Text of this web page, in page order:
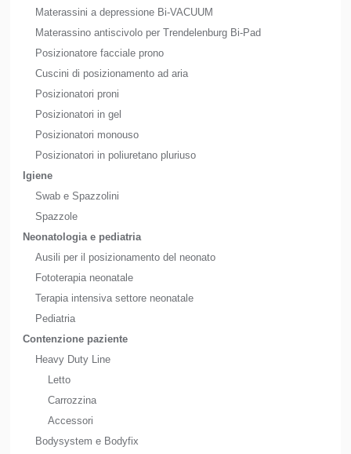
Materassini a depressione Bi-VACUUM
Materassino antiscivolo per Trendelenburg Bi-Pad
Posizionatore facciale prono
Cuscini di posizionamento ad aria
Posizionatori proni
Posizionatori in gel
Posizionatori monouso
Posizionatori in poliuretano pluriuso
Igiene
Swab e Spazzolini
Spazzole
Neonatologia e pediatria
Ausili per il posizionamento del neonato
Fototerapia neonatale
Terapia intensiva settore neonatale
Pediatria
Contenzione paziente
Heavy Duty Line
Letto
Carrozzina
Accessori
Bodysystem e Bodyfix